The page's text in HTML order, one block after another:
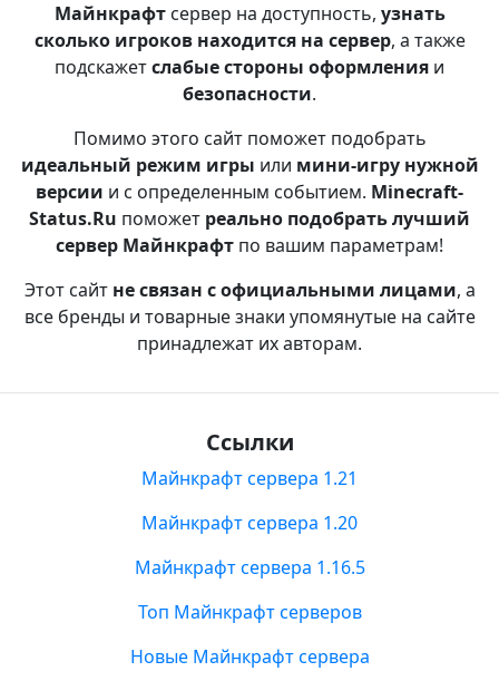
Майнкрафтсервер на доступность, узнать
сколько игроков находится на сервер, а также
подскажетслабые стороны оформления и
безопасности.
Помимо этого сайт поможет подобрать
идеальный режим игры или мини-игру нужной
версии и с определенным событием. Minecraft-
Status.Ru поможет реально подобрать лучший
сервер Майнкрафт по вашим параметрам!
Этот сайт не связан с официальными лицами, а
все бренды и товарные знаки упомянутые на сайте
принадлежат их авторам.
Ссылки
Майнкрафт сервера 1.21
Майнкрафт сервера 1.20
Майнкрафт сервера 1.16.5
Топ Майнкрафт серверов
Новые Майнкрафт сервера